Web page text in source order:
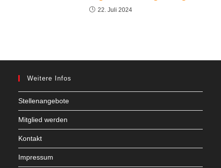
22. Juli 2024
Weitere Infos
Stellenangebote
Mitglied werden
Kontakt
Impressum